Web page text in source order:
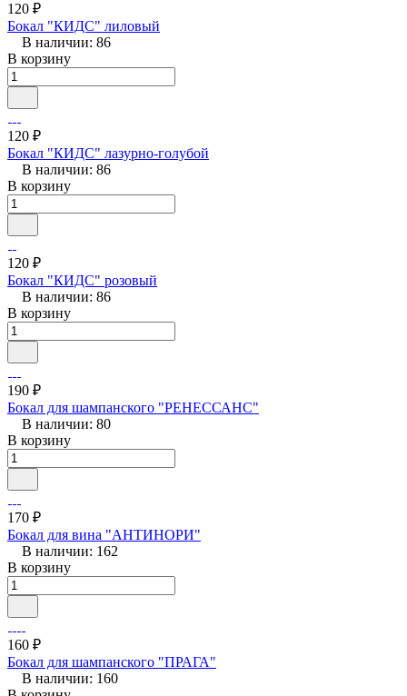
120 ₽
Бокал "КИДС" лиловый
В наличии: 86
В корзину
120 ₽
Бокал "КИДС" лазурно-голубой
В наличии: 86
В корзину
120 ₽
Бокал "КИДС" розовый
В наличии: 86
В корзину
190 ₽
Бокал для шампанского "РЕНЕССАНС"
В наличии: 80
В корзину
170 ₽
Бокал для вина "АНТИНОРИ"
В наличии: 162
В корзину
160 ₽
Бокал для шампанского "ПРАГА"
В наличии: 160